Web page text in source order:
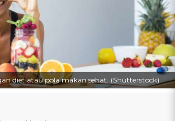
diet atau pola makan sehat. (Shutterstock)